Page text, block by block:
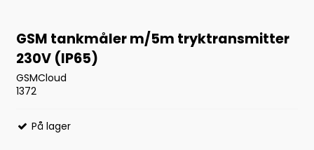
GSM tankmåler m/5m tryktransmitter
230V (IP65)
GSMCloud
1372
På lager